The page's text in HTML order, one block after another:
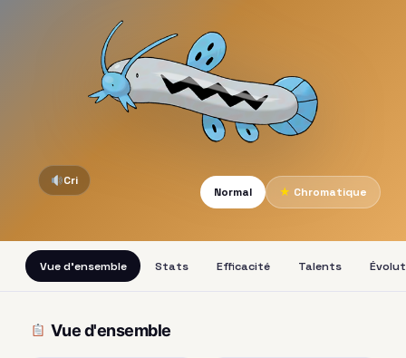
Cri
Normal
★ Chromatique
Vue d'ensemble Stats Efficacité Talents
Vue d'ensemble